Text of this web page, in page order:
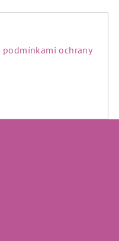
podmínkami ochrany